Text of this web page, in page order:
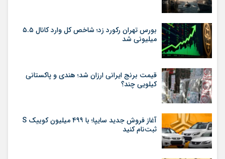
بورس تهران رکورد زد؛ شاخص کل وارد کانال ۵.۵
میلیونی شد
قیمت برنج ایرانی ارزان شد؛ هندی و پاکستانی
کیلویی چند؟
آغاز فروش جدید سایپا؛ با ۴۹۹ میلیون کوییک S
ثبت‌نام کنید